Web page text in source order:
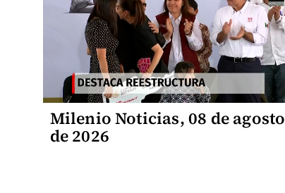
Milenio Noticias, 08 de agosto
de 2026